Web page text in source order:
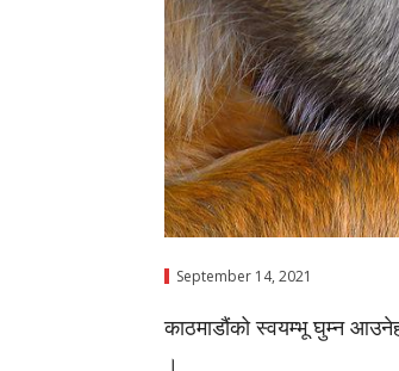
September 14, 2021
काठमाडौंको स्वयम्भू घुम्न
।